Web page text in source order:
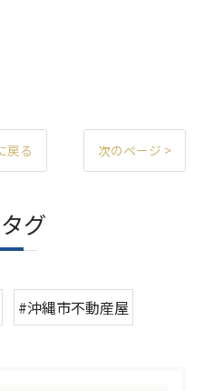
戻る 次のページ >
グ
#沖縄市不動産屋